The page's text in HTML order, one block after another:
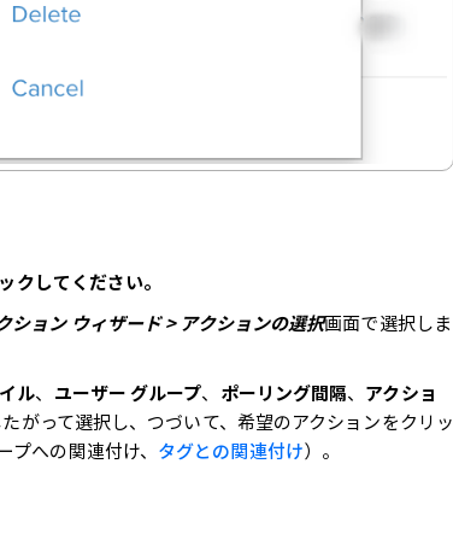
クしてください。
ション ウィザード > アクションの選択画面で選択しま
ル、 ユーザー グループ、 ポーリング間隔、 アクショ
がって選択し、つづいて、希望のアクションをクリッ
への関連付け、 タグとの関連付け）。